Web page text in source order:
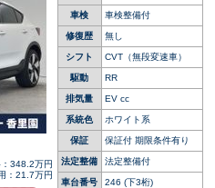
車検 車検整備付
修復歴 無し
シフト CVT（無段変速車）
駆動 RR
排気量 EV cc
系統色 ホワイト系
保証 保証付 期限条件有り
法定整備 法定整備付
車台番号 246 (下3桁)
348.2万円
：21.7万円